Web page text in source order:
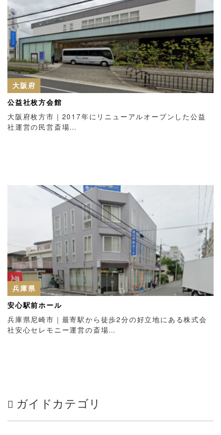
大阪府
公益社枚方会館
大阪府枚方市｜2017年にリニューアルオープンした公益
社運営の民営斎場…
兵庫県
安心駅前ホール
兵庫県尼崎市｜最寄駅から徒歩2分の好立地にある株式会
社安心セレモニー運営の斎場…
ガイドカテゴリ